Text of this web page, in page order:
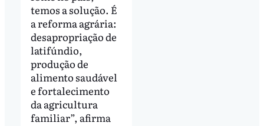
temos a solução. É
a reforma agrária:
desapropriação de
latifúndio,
produção de
alimento saudável
e fortalecimento
da agricultura
familiar”, afirma